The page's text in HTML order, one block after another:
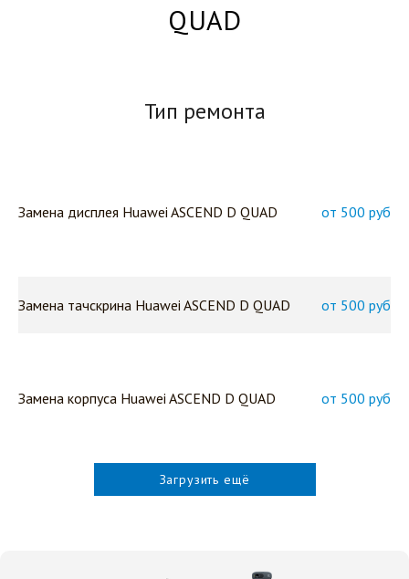
QUAD
Тип ремонта
Замена дисплея Huawei ASCEND D QUAD от 500 руб
Замена тачскрина Huawei ASCEND D QUAD от 500 руб
Замена корпуса Huawei ASCEND D QUAD от 500 руб
Загрузить ещё